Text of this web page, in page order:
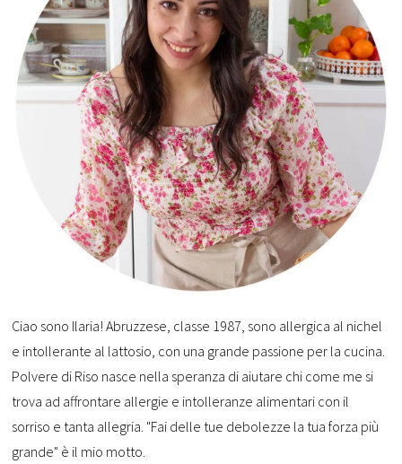
Ciao sono Ilaria! Abruzzese, classe 1987, sono allergica al nichel
e intollerante al lattosio, con una grande passione per la cucina.
Polvere di Riso nasce nella speranza di aiutare chi come me si
trova ad affrontare allergie e intolleranze alimentari con il
sorriso e tanta allegria. "Fai delle tue debolezze la tua forza più
grande" è il mio motto.